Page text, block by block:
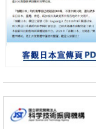
政策
日本內閣會議通過《
果轉化
科學研究
東京大學調查300多人
蒼白球外節部體積增大
科學研究